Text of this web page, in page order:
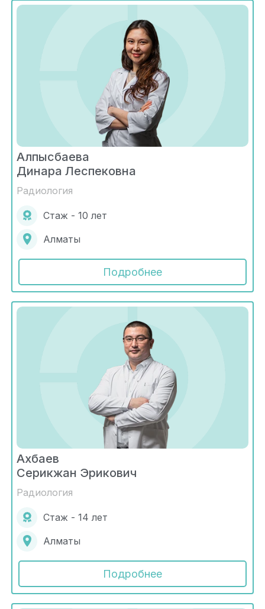
Алпысбаева
Динара Леспековна
Радиология
Стаж - 10 лет
Алматы
Подробнее
Ахбаев
Серикжан Эрикович
Радиология
Стаж - 14 лет
Алматы
Подробнее